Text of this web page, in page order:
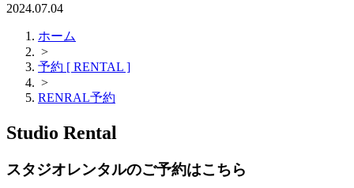
2024.07.04
ホーム
>
予約 [ RENTAL ]
>
RENRAL予約
Studio Rental
スタジオレンタルのご予約はこちら